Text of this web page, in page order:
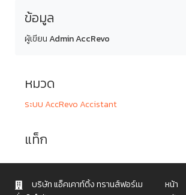
ข้อมูล
ผู้เขียนAdmin AccRevo
หมวด
ระบบ AccRevo Accistant
แท็ก
บริษัท แอ็คเคาท์ติ้ง ทรานส์ฟอร์เม
หน้า